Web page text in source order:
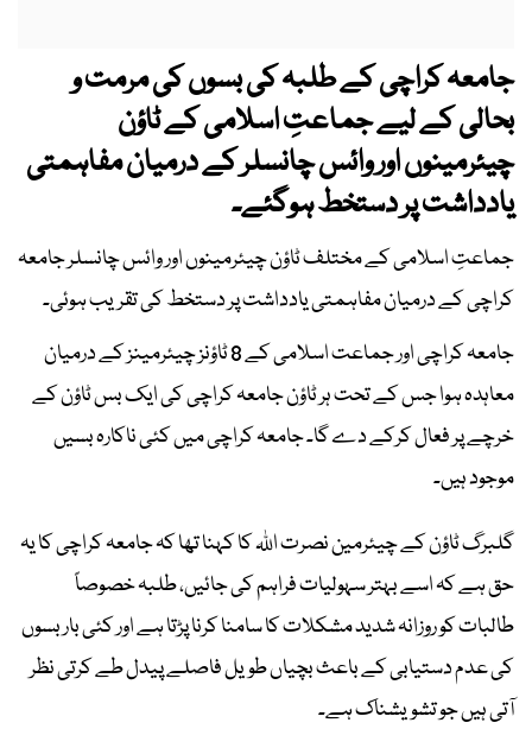
جامعہ کراچی کے طلبہ کی بسوں کی مرمت و
بحالی کے لیے جماعتِ اسلامی کے ٹاؤن
چیئرمینوں اور وائس چانسلر کے درمیان مفاہمتی
یادداشت پر دستخط ہوگئے۔
جماعتِ اسلامی کے مختلف ٹاؤن چیئرمینوں اور وائس چانسلر جامعہ
کراچی کے درمیان مفاہمتی یادداشت پر دستخط کی تقریب ہوئی۔
جامعہ کراچی اور جماعت اسلامی کے 8 ٹاؤنز چیئرمینز کے درمیان
معاہدہ ہوا جس کے تحت ہر ٹاؤن جامعہ کراچی کی ایک بس ٹاؤن کے
خرچے پر فعال کرکے دے گا۔ جامعہ کراچی میں کئی ناکارہ بسیں
موجود ہیں۔
گلبرگ ٹاؤن کے چیئرمین نصرت اللہ کا کہنا تھا کہ جامعہ کراچی کا یہ
حق ہے کہ اسے بہتر سہولیات فراہم کی جائیں، طلبہ خصوصاً
طالبات کو روزانہ شدید مشکلات کا سامنا کرنا پڑتا ہے اور کئی بار بسوں
کی عدم دستیابی کے باعث بچیاں طویل فاصلے پیدل طے کرتی نظر
آتی ہیں جو تشویشناک ہے۔